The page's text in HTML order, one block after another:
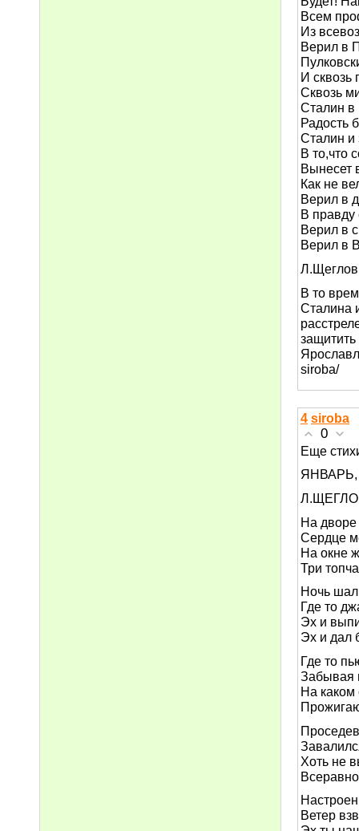
Всем
Из
Верил в
И сквозь
Сквозь
Сталин в
Радость
Сталин и
В то,что
Вынесет
Как не
Верил в
В правду
Верил в
Верил в
Л.Щеглов
В то
Сталина
siroba/
4 siroba
0
Еще
На дворе
Сердце
На окне
Три
Ночь
Где то
Эх и
Эх и дал
Где то
Забывая
На
Хоть не
Ветер